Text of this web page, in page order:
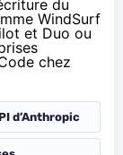
du
WindSurf
et Duo ou
chez
d’Anthropic